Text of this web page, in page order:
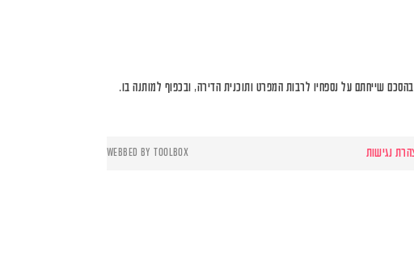
שייחתם על נספחיו לרבות המפרט ותוכנית הדירה, ובכפוף למותנה בו.
נגישות WEBBED BY TOOLBOX